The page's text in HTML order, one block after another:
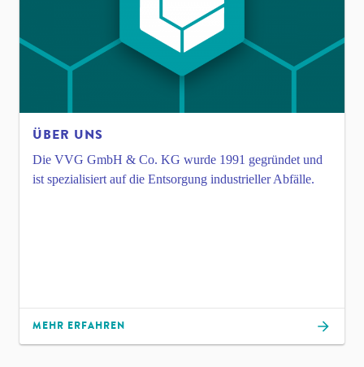
ÜBER UNS
Die VVG GmbH & Co. KG wurde 1991 gegründet und
ist spezialisiert auf die Entsorgung industrieller Abfälle.
MEHR ERFAHREN